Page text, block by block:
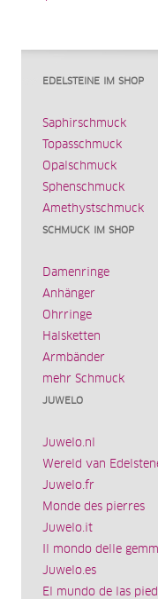
EDELSTEINE IM SHOP
Saphirschmuck
Topasschmuck
Opalschmuck
Sphenschmuck
Amethystschmuck
SCHMUCK IM SHOP
Damenringe
Anhänger
Ohrringe
Halsketten
Armbänder
mehr Schmuck
JUWELO
Juwelo.nl
Wereld van
Juwelo.fr
Monde des pierres
Juwelo.it
Il mondo delle
Juwelo.es
El mundo de las